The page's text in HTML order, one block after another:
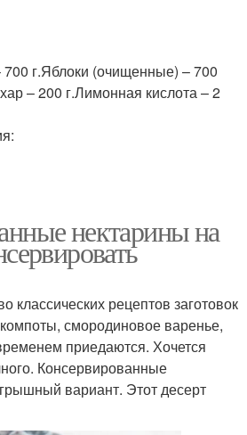
г.Яблоки (очищенные) – 700
– 200 г.Лимонная кислота – 2
нектарины на
классических рецептов заготовок
смородиновое варенье,
приедаются. Хочется
Консервированные
вариант. Этот десерт